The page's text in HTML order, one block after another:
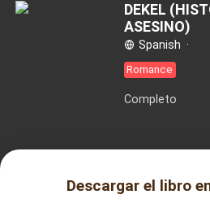
DEKEL
ASESINO)
Spanish ·
Romance
Completo
Descargar el libro